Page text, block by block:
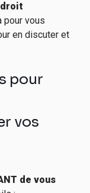
pour vous
en discuter et
pour
vos
de vous